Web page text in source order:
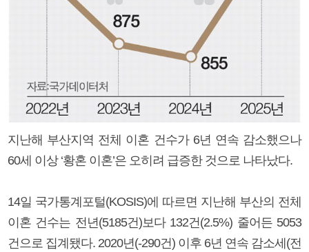
지난해 부산지역 전체 이혼 건수가 6년 연속 감소했으나
60세 이상 ‘황혼 이혼’은 오히려 급증한 것으로 나타났다.
14일 국가통계포털(KOSIS)에 따르면 지난해 부산의 전체
이혼 건수는 전년(5185건)보다 132건(2.5%) 줄어든 5053
건으로 집계됐다. 2020년(-290건) 이후 6년 연속 감소세(전